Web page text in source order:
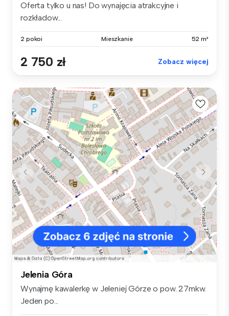
Oferta tylko u nas! Do wynajęcia atrakcyjne i
rozkładow...
2 pokoi Mieszkanie 52 m²
2 750 zł Zobacz więcej
Jelenia Góra
Wynajmę kawalerkę w Jeleniej Górze o pow. 27mkw.
Jeden po...